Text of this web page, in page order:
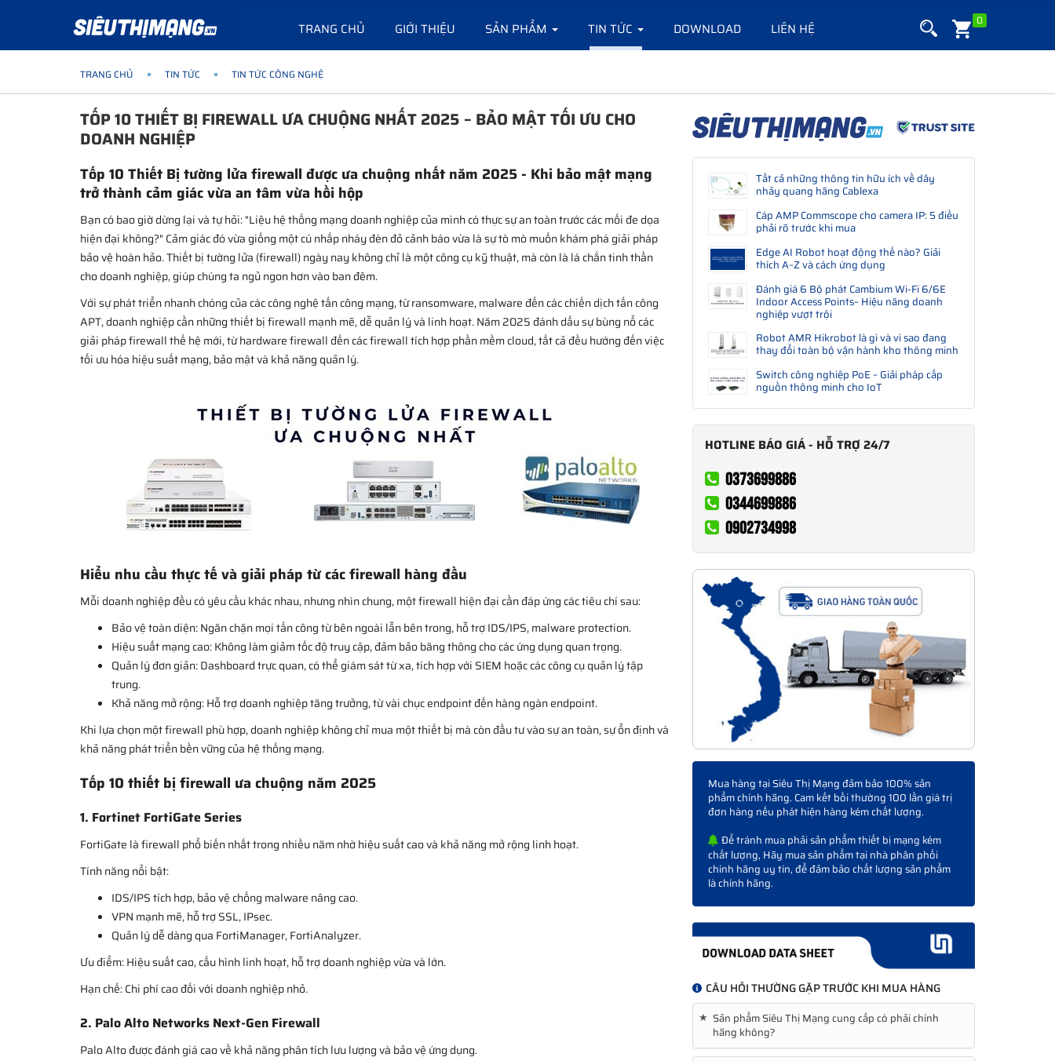
TRANG CHỦ GIỚI THIỆU SẢN PHẨM TIN TỨC DOWNLOAD LIÊN HỆ 0
TRANG CHỦ TIN TỨC TIN TỨC CÔNG NGHỆ
TỐP 10 THIẾT BỊ FIREWALL ƯA CHUỘNG NHẤT 2025 – BẢO MẬT TỐI ƯU CHO
DOANH NGHIỆP
Tốp 10 Thiết Bị tường lửa firewall được ưa chuộng nhất năm 2025 - Khi bảo mật mạng
trở thành cảm giác vừa an tâm vừa hồi hộp
Bạn có bao giờ dừng lại và tự hỏi: "Liệu hệ thống mạng doanh nghiệp của mình có thực sự an toàn trước các mối đe dọa
hiện đại không?" Cảm giác đó vừa giống một cú nhấp nháy đèn đỏ cảnh báo vừa là sự tò mò muốn khám phá giải pháp
bảo vệ hoàn hảo. Thiết bị tường lửa (firewall) ngày nay không chỉ là một công cụ kỹ thuật, mà còn là lá chắn tinh thần
cho doanh nghiệp, giúp chúng ta ngủ ngon hơn vào ban đêm.
Với sự phát triển nhanh chóng của các công nghệ tấn công mạng, từ ransomware, malware đến các chiến dịch tấn công
APT, doanh nghiệp cần những thiết bị firewall mạnh mẽ, dễ quản lý và linh hoạt. Năm 2025 đánh dấu sự bùng nổ các
giải pháp firewall thế hệ mới, từ hardware firewall đến các firewall tích hợp phần mềm cloud, tất cả đều hướng đến việc
tối ưu hóa hiệu suất mạng, bảo mật và khả năng quản lý.
Hiểu nhu cầu thực tế và giải pháp từ các firewall hàng đầu
Mỗi doanh nghiệp đều có yêu cầu khác nhau, nhưng nhìn chung, một firewall hiện đại cần đáp ứng các tiêu chí sau:
Bảo vệ toàn diện: Ngăn chặn mọi tấn công từ bên ngoài lẫn bên trong, hỗ trợ IDS/IPS, malware protection.
Hiệu suất mạng cao: Không làm giảm tốc độ truy cập, đảm bảo băng thông cho các ứng dụng quan trọng.
Quản lý đơn giản: Dashboard trực quan, có thể giám sát từ xa, tích hợp với SIEM hoặc các công cụ quản lý tập
trung.
Khả năng mở rộng: Hỗ trợ doanh nghiệp tăng trưởng, từ vài chục endpoint đến hàng ngàn endpoint.
Khi lựa chọn một firewall phù hợp, doanh nghiệp không chỉ mua một thiết bị mà còn đầu tư vào sự an toàn, sự ổn định và
khả năng phát triển bền vững của hệ thống mạng.
Tốp 10 thiết bị firewall ưa chuộng năm 2025
1. Fortinet FortiGate Series
FortiGate là firewall phổ biến nhất trong nhiều năm nhờ hiệu suất cao và khả năng mở rộng linh hoạt.
Tính năng nổi bật:
IDS/IPS tích hợp, bảo vệ chống malware nâng cao.
VPN mạnh mẽ, hỗ trợ SSL, IPsec.
Quản lý dễ dàng qua FortiManager, FortiAnalyzer.
Ưu điểm: Hiệu suất cao, cấu hình linh hoạt, hỗ trợ doanh nghiệp vừa và lớn.
Hạn chế: Chi phí cao đối với doanh nghiệp nhỏ.
2. Palo Alto Networks Next-Gen Firewall
Palo Alto được đánh giá cao về khả năng phân tích lưu lượng và bảo vệ ứng dụng.
Tất cả những thông tin hữu ích về dây
nhảy quang hãng Cablexa
Cáp AMP Commscope cho camera IP: 5 điều
phải rõ trước khi mua
Edge AI Robot hoạt động thế nào? Giải
thích A–Z và cách ứng dụng
Đánh giá 6 Bộ phát Cambium Wi-Fi 6/6E
Indoor Access Points– Hiệu năng doanh
nghiệp vượt trội
Robot AMR Hikrobot là gì và vì sao đang
thay đổi toàn bộ vận hành kho thông minh
Switch công nghiệp PoE – Giải pháp cấp
nguồn thông minh cho IoT
HOTLINE BÁO GIÁ - HỖ TRỢ 24/7
0373699886
0344699886
0902734998
Mua hàng tại Siêu Thị Mạng đảm bảo 100% sản
phẩm chính hãng. Cam kết bồi thường 100 lần giá trị
đơn hàng nếu phát hiện hàng kém chất lượng.
Để tránh mua phải sản phẩm thiết bị mạng kém
chất lượng, Hãy mua sản phẩm tại nhà phân phối
chính hãng uy tín, để đảm bảo chất lượng sản phẩm
là chính hãng.
CÂU HỎI THƯỜNG GẶP TRƯỚC KHI MUA HÀNG
★ Sản phẩm Siêu Thị Mạng cung cấp có phải chính
hãng không?